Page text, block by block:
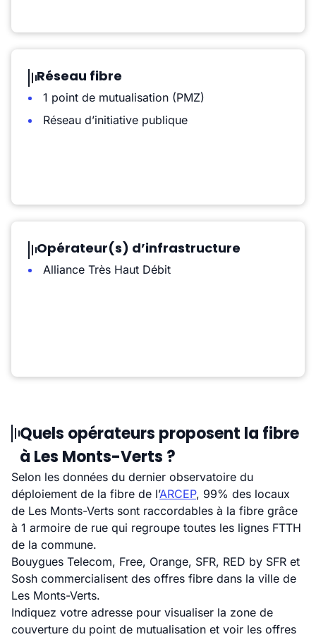
Réseau fibre
1 point de mutualisation (PMZ)
Réseau d’initiative publique
Opérateur(s) d’infrastructure
Alliance Très Haut Débit
Quels opérateurs proposent la fibre
à Les Monts-Verts ?
Selon les données du dernier observatoire du
déploiement de la fibre de l’ARCEP, 99% des locaux
de Les Monts-Verts sont raccordables à la fibre grâce
à 1 armoire de rue qui regroupe toutes les lignes FTTH
de la commune.
Bouygues Telecom, Free, Orange, SFR, RED by SFR et
Sosh commercialisent des offres fibre dans la ville de
Les Monts-Verts.
Indiquez votre adresse pour visualiser la zone de
couverture du point de mutualisation et voir les offres